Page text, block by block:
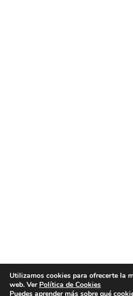
Utilizamos cookies para ofrecerte la
web. Ver Política de Cookies
Puedes aprender más sobre qué